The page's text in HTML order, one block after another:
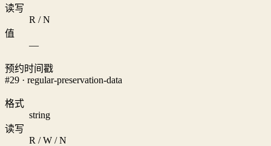
读写
R / N
值
—
预约时间戳
#29 · regular-preservation-data
格式
string
读写
R / W / N